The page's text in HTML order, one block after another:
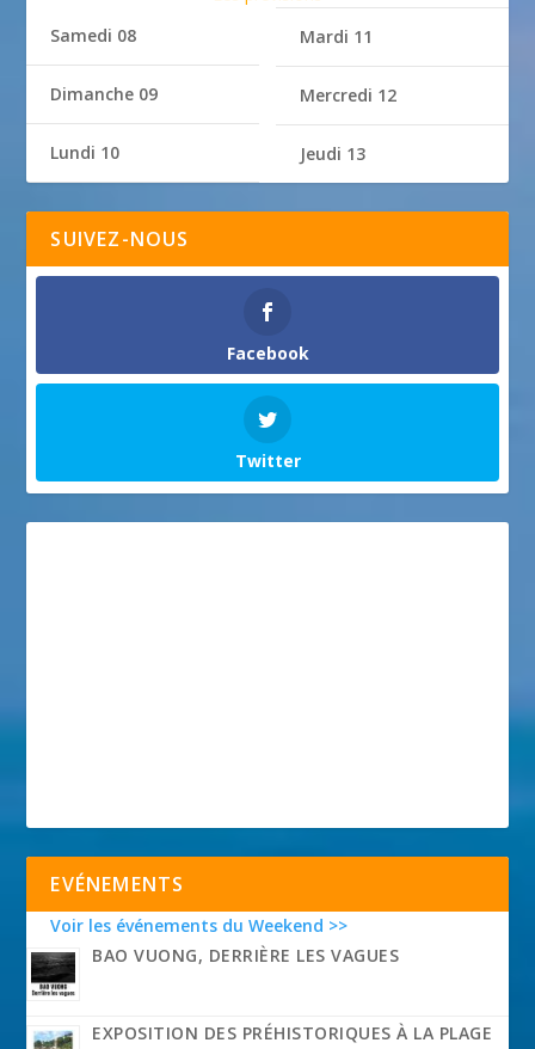
Samedi 08
Dimanche 09
Lundi 10
Mardi 11
Mercredi 12
Jeudi 13
SUIVEZ-NOUS
Facebook
Twitter
EVÉNEMENTS
Voir les événements du Weekend >>
BAO VUONG, DERRIÈRE LES VAGUES
EXPOSITION DES PRÉHISTORIQUES À LA PLAGE